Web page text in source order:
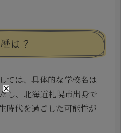
は？
ては、具体的な学校名は
し、北海道札幌市出身で
時代を過ごした可能性が